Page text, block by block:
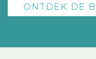
ONTDEK DE